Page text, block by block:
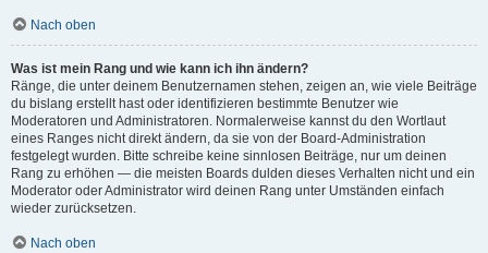
Nach oben
Was ist mein Rang und wie kann ich ihn ändern?
Ränge, die unter deinem Benutzernamen stehen, zeigen an, wie viele Beiträge
du bislang erstellt hast oder identifizieren bestimmte Benutzer wie
Moderatoren und Administratoren. Normalerweise kannst du den Wortlaut
eines Ranges nicht direkt ändern, da sie von der Board-Administration
festgelegt wurden. Bitte schreibe keine sinnlosen Beiträge, nur um deinen
Rang zu erhöhen — die meisten Boards dulden dieses Verhalten nicht und ein
Moderator oder Administrator wird deinen Rang unter Umständen einfach
wieder zurücksetzen.
Nach oben